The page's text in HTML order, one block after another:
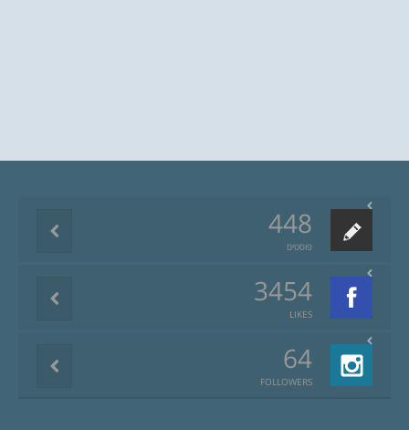
448
פוסטים
3454
LIKES
64
FOLLOWERS